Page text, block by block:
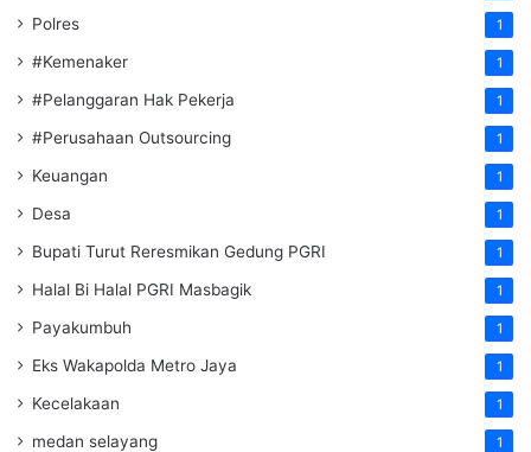
Polres 1
#Kemenaker 1
#Pelanggaran Hak Pekerja 1
#Perusahaan Outsourcing 1
Keuangan 1
Desa 1
Bupati Turut Reresmikan Gedung PGRI 1
Halal Bi Halal PGRI Masbagik 1
Payakumbuh 1
Eks Wakapolda Metro Jaya 1
Kecelakaan 1
medan selayang 1